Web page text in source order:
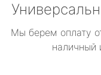
Мы берем оплату
наличный